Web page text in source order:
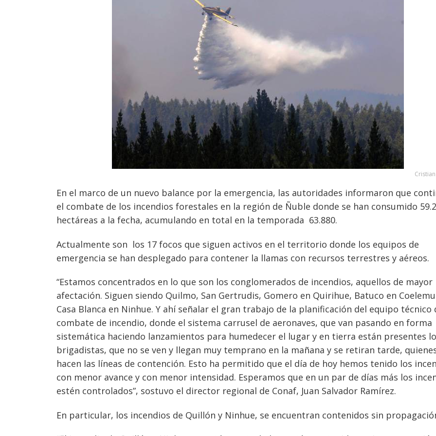
En el marco de un nuevo balance por la emergencia, las autoridades informaron que
el combate de los incendios forestales en la región de Ñuble donde se han consumido
hectáreas a la fecha, acumulando en total en la temporada 63.880.
Actualmente son los 17 focos que siguen activos en el territorio donde los equipos de
emergencia se han desplegado para contener la llamas con recursos terrestres y aéreos.
“Estamos concentrados en lo que son los conglomerados de incendios, aquellos de mayor
afectación. Siguen siendo Quilmo, San Gertrudis, Gomero en Quirihue, Batuco en
Casa Blanca en Ninhue. Y ahí señalar el gran trabajo de la planificación del equipo técnico
combate de incendio, donde el sistema carrusel de aeronaves, que van pasando en forma
sistemática haciendo lanzamientos para humedecer el lugar y en tierra están presentes
brigadistas, que no se ven y llegan muy temprano en la mañana y se retiran tarde,
hacen las líneas de contención. Esto ha permitido que el día de hoy hemos tenido los
con menor avance y con menor intensidad. Esperamos que en un par de días más los
estén controlados”, sostuvo el director regional de Conaf, Juan Salvador Ramírez.
En particular, los incendios de Quillón y Ninhue, se encuentran contenidos sin